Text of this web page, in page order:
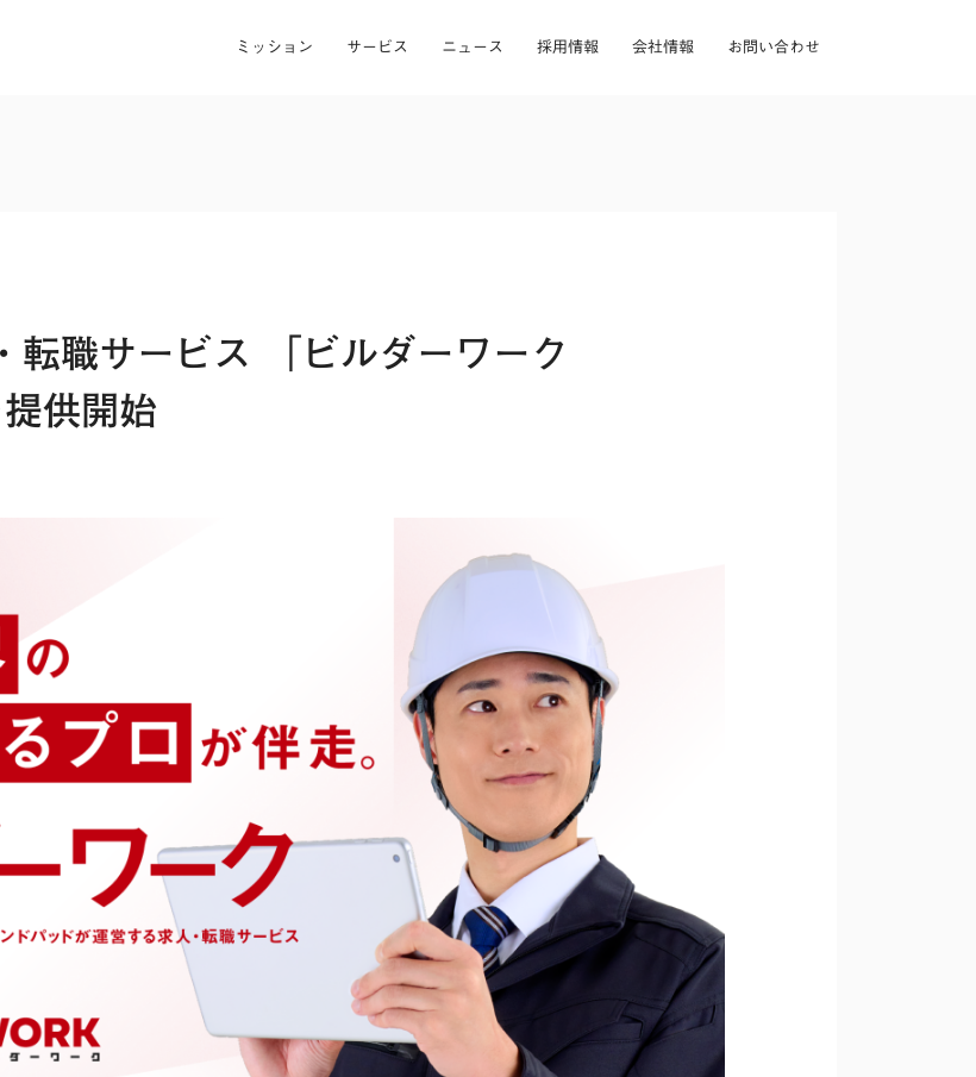
ミッション サービス ニュース 採用情報 会社情報 お問い合わせ
転職サービス 「ビルダーワーク
供開始